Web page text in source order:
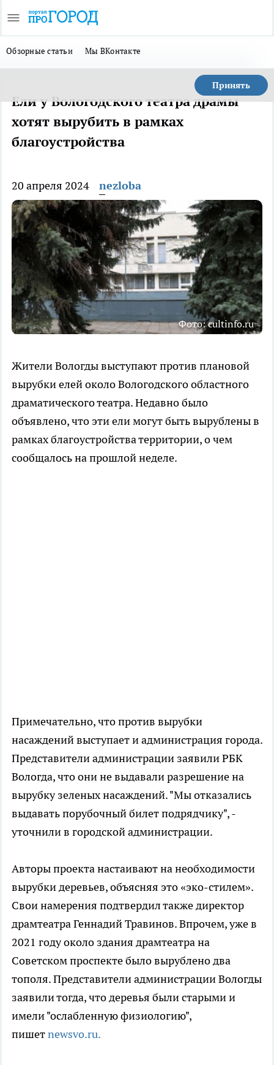
Обзорные статьи Мы ВКонтакте
Принять
Ели у Вологодского театра драмы
хотят вырубить в рамках
благоустройства
20 апреля 2024 nezloba
Фото: cultinfo.ru
Жители Вологды выступают против плановой
вырубки елей около Вологодского областного
драматического театра. Недавно было
объявлено, что эти ели могут быть вырублены в
рамках благоустройства территории, о чем
сообщалось на прошлой неделе.
Примечательно, что против вырубки
насаждений выступает и администрация города.
Представители администрации заявили РБК
Вологда, что они не выдавали разрешение на
вырубку зеленых насаждений. "Мы отказались
выдавать порубочный билет подрядчику", -
уточнили в городской администрации.
Авторы проекта настаивают на необходимости
вырубки деревьев, объясняя это «эко-стилем».
Свои намерения подтвердил также директор
драмтеатра Геннадий Травинов. Впрочем, уже в
2021 году около здания драмтеатра на
Советском проспекте было вырублено два
тополя. Представители администрации Вологды
заявили тогда, что деревья были старыми и
имели "ослабленную физиологию",
пишетnewsvo.ru.